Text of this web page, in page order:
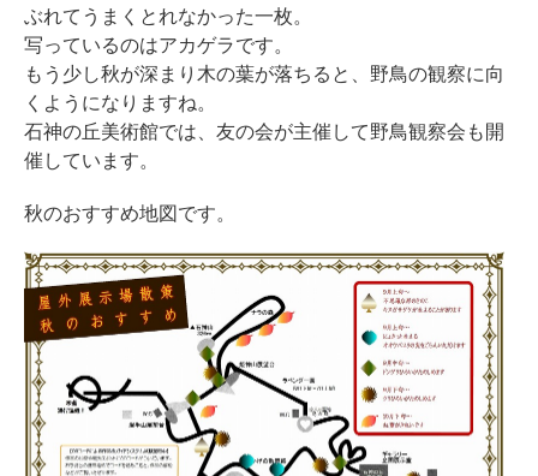
ぶれてうまくとれなかった一枚。
写っているのはアカゲラです。
もう少し秋が深まり木の葉が落ちると、野鳥の観察に向
くようになりますね。
石神の丘美術館では、友の会が主催して野鳥観察会も開
催しています。
秋のおすすめ地図です。